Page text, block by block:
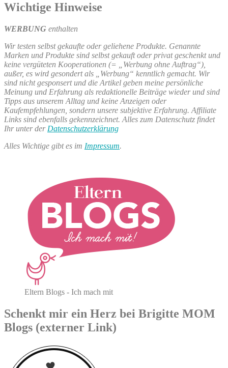
Wichtige Hinweise
WERBUNG enthalten
Wir testen selbst gekaufte oder geliehene Produkte. Genannte
Marken und Produkte sind selbst gekauft oder privat geschenkt und
keine vergüteten Kooperationen (= „Werbung ohne Auftrag“),
außer, es wird gesondert als „Werbung“ kenntlich gemacht. Wir
sind nicht gesponsert und die Artikel geben meine persönliche
Meinung und Erfahrung als redaktionelle Beiträge wieder und sind
Tipps aus unserem Alltag und keine Anzeigen oder
Kaufempfehlungen, sondern unsere subjektive Erfahrung. Affiliate
Links sind ebenfalls gekennzeichnet. Alles zum Datenschutz findet
Ihr unter der Datenschutzerklärung
Alles Wichtige gibt es im Impressum.
Eltern Blogs - Ich mach mit
Schenkt mir ein Herz bei Brigitte MOM
Blogs (externer Link)